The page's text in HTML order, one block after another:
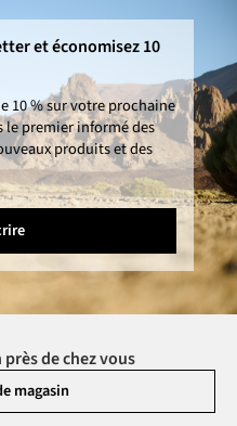
et économisez 10
10 % sur votre prochaine
premier informé des
produits et des
de chez vous
magasin